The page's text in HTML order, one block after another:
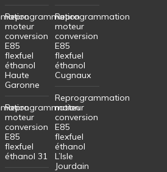
Reprogrammation
moteur
conversion
E85
flexfuel
éthanol
Haute
Garonne
Reprogrammation
moteur
conversion
E85
flexfuel
éthanol 31
Reprogrammation
moteur
conversion
E85
flexfuel
éthanol
Cugnaux
Reprogrammation
moteur
conversion
E85
flexfuel
éthanol
L’Isle
Jourdain